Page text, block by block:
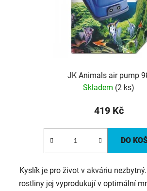
JK Animals air pump
Skladem (2 ks)
419 Kč
DO
Kyslík je pro život v akváriu
rostliny jej vyprodukují v optimální